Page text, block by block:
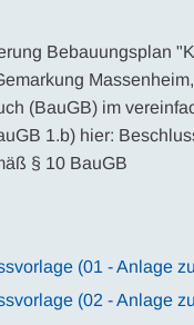
Bebauungsplan
(BauGB) im
1.b) hier:
§ 10 BauGB
(01 - Anlage
(02 - Anlage